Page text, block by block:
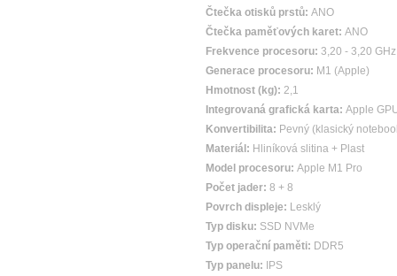
Čtečka otisků prstů: ANO
Čtečka paměťových karet: ANO
Frekvence procesoru: 3,20 - 3,20 GHz
Generace procesoru: M1 (Apple)
Hmotnost (kg): 2,1
Integrovaná grafická karta: Apple
Konvertibilita: Pevný (klasický
Materiál: Hliníková slitina + Plast
Model procesoru: Apple M1 Pro
Počet jader: 8 + 8
Povrch displeje: Lesklý
Typ disku: SSD NVMe
Typ operační paměti: DDR5
Typ panelu:
IPS